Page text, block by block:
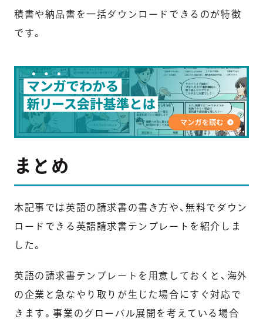
積書や納品書を一括ダウンロードできるのが特徴
です。
まとめ
本記事では英語の請求書の書き方や、無料でダウン
ロードできる英語請求書テンプレートを紹介しま
した。
英語の請求書テンプレートを用意しておくと、海外
の企業と急なやり取りが生じた場合にすぐ対応で
きます。事業のグローバル展開を考えている場合